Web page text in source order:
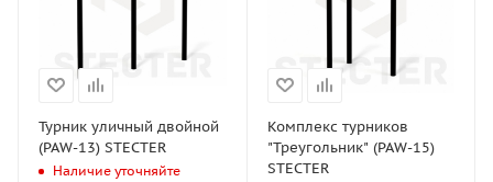
Турник уличный двойной
(PAW-13) STECTER
Наличие уточняйте
Комплекс турников
"Треугольник" (PAW-15)
STECTER